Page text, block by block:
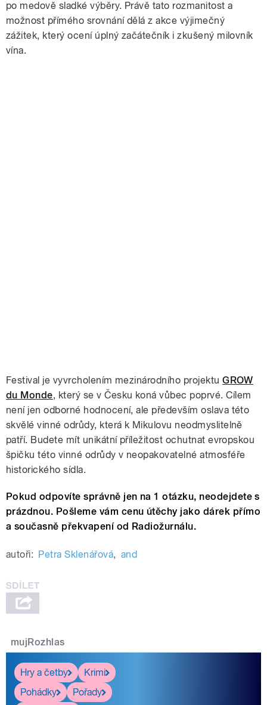
po medově sladké výběry. Právě tato rozmanitost a
možnost přímého srovnání dělá z akce výjimečný
zážitek, který ocení úplný začátečník i zkušený milovník
vína.
Festival je vyvrcholením mezinárodního projektuGROW
du Monde, který se v Česku koná vůbec poprvé. Cílem
není jen odborné hodnocení, ale především oslava této
skvělé vinné odrůdy, která k Mikulovu neodmyslitelně
patří. Budete mít unikátní příležitost ochutnat evropskou
špičku této vinné odrůdy v neopakovatelné atmosféře
historického sídla.
Pokud odpovíte správně jen na 1 otázku, neodejdete s
prázdnou. Pošleme vám cenu útěchy jako dárek přímo
a současně překvapení od Radiožurnálu.
autoři: Petra Sklenářová, and
mujRozhlas
Hry a četby
Krimi
Pohádky
Pořady